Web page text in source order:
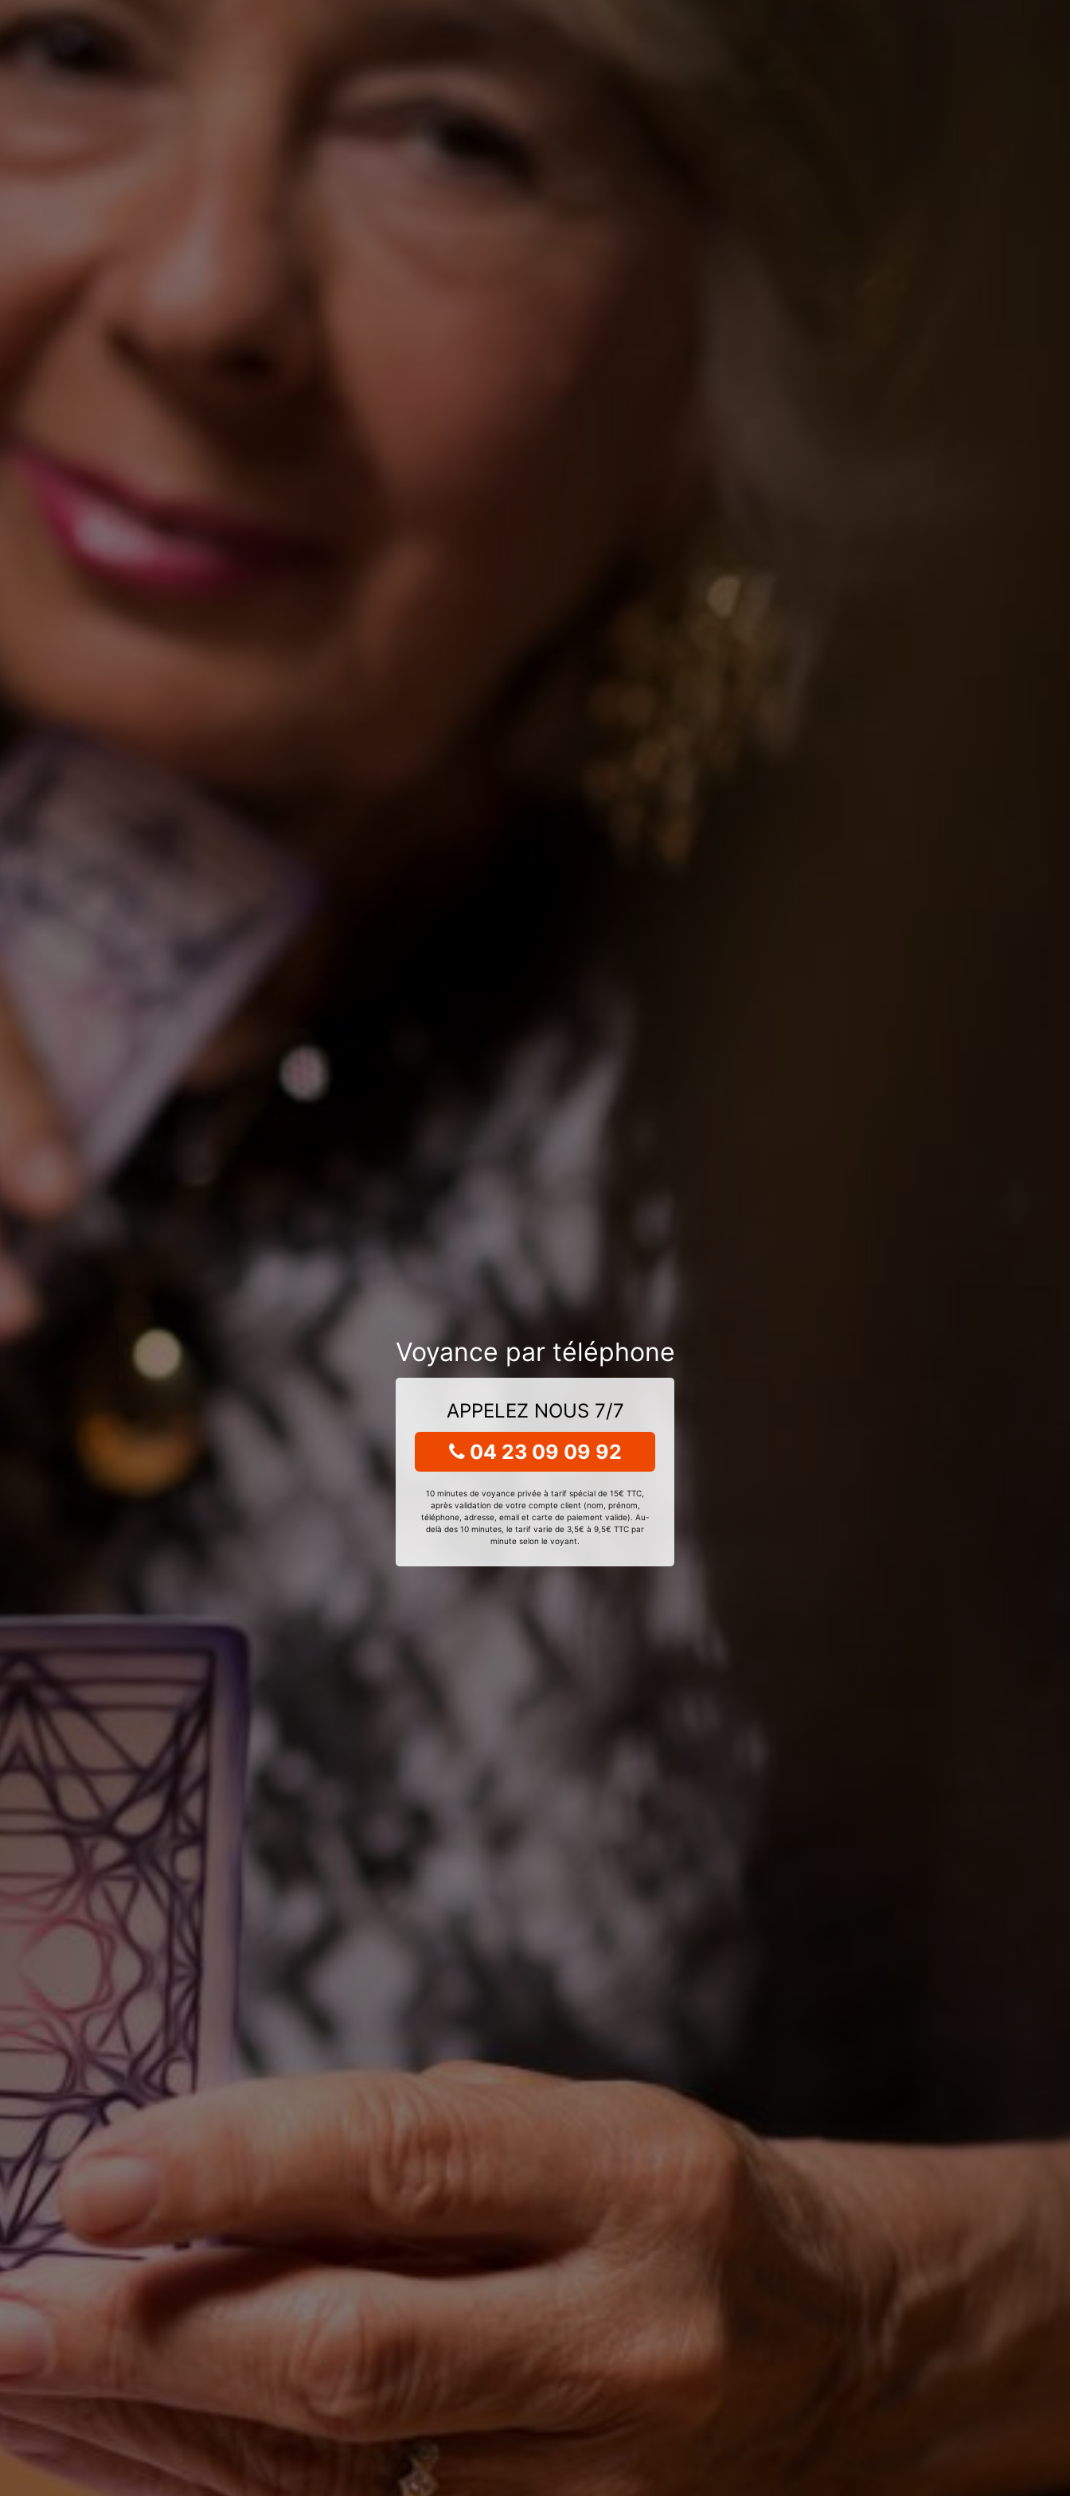
Voyance par téléphone
APPELEZ NOUS 7/7
04 23 09 09 92
10 minutes de voyance privée à tarif spécial de 15€ TTC,
après validation de votre compte client (nom, prénom,
téléphone, adresse, email et carte de paiement valide). Au-
delà des 10 minutes, le tarif varie de 3,5€ à 9,5€ TTC par
minute selon le voyant.